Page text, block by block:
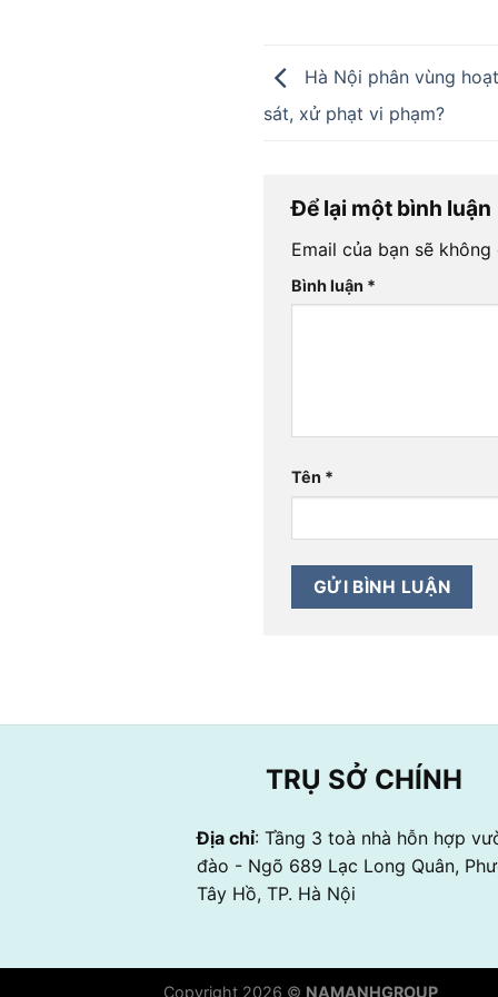
Hà Nội phân vùng
sát, xử phạt vi phạm?
Để lại một bình luận
Email của bạn sẽ
Bình luận *
Tên *
TRỤ SỞ CHÍNH
Địa chỉ: Tầng 3 toà nhà hỗn hợp
đào - Ngõ 689 Lạc Long Quân,
Tây Hồ, TP. Hà Nội
Copyright 2026 © NAMANHGROUP